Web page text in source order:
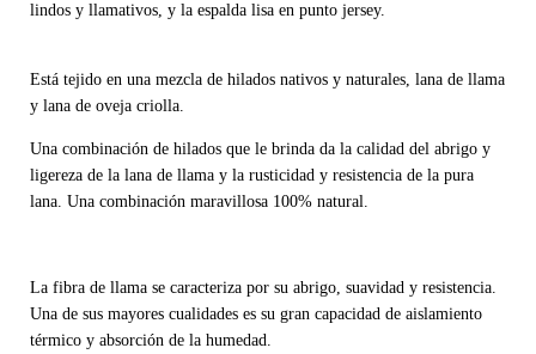
lindos y llamativos, y la espalda lisa en punto jersey.
Está tejido en una mezcla de hilados nativos y naturales, lana de llama
y lana de oveja criolla.
Una combinación de hilados que le brinda da la calidad del abrigo y
ligereza de la lana de llama y la rusticidad y resistencia de la pura
lana. Una combinación maravillosa 100% natural.
La fibra de llama se caracteriza por su abrigo, suavidad y resistencia.
Una de sus mayores cualidades es su gran capacidad de aislamiento
térmico y absorción de la humedad.